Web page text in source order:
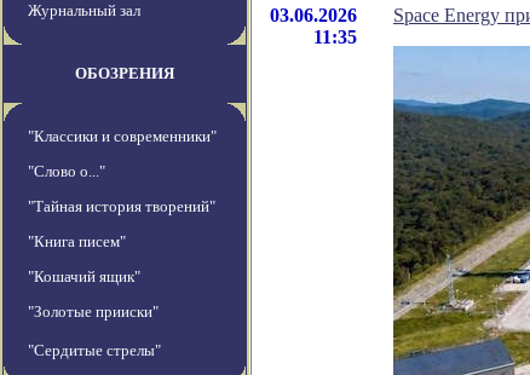
Журнальный зал
ОБОЗРЕНИЯ
"Классики и современники"
"Слово о..."
"Тайная история творений"
"Книга писем"
"Кошачий ящик"
"Золотые прииски"
"Сердитые стрелы"
03.06.2026
11:35
Space Energy